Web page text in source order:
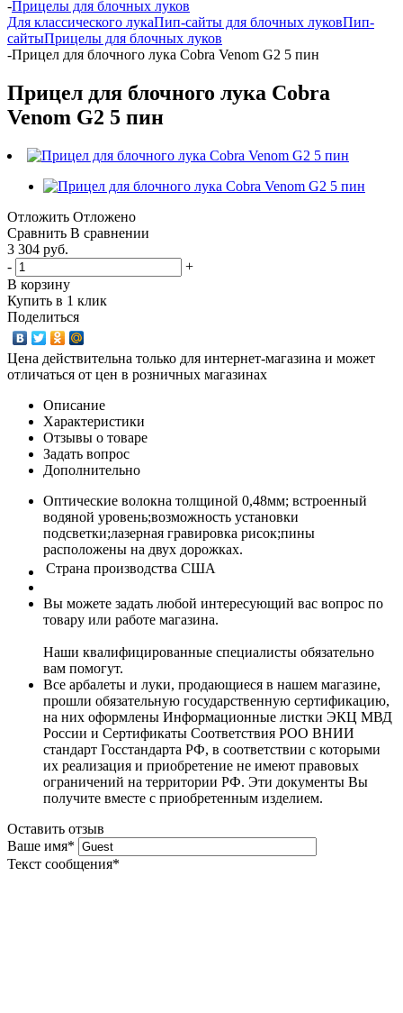
-Прицелы для блочных луков
Для классического лукаПип-сайты для блочных луковПип-
сайтыПрицелы для блочных луков
-Прицел для блочного лука Cobra Venom G2 5 пин
Прицел для блочного лука Cobra
Venom G2 5 пин
Отложить Отложено
Сравнить В сравнении
3 304 руб.
-
+
В корзину
Купить в 1 клик
Поделиться
Цена действительна только для интернет-магазина и может
отличаться от цен в розничных магазинах
Описание
Характеристики
Отзывы о товаре
Задать вопрос
Дополнительно
Оптические волокна толщиной 0,48мм; встроенный
водяной уровень;возможность установки
подсветки;лазерная гравировка рисок;пины
расположены на двух дорожках.
Страна производства США
Вы можете задать любой интересующий вас вопрос по
товару или работе магазина.
Наши квалифицированные специалисты обязательно
вам помогут.
Все арбалеты и луки, продающиеся в нашем магазине,
прошли обязательную государственную сертификацию,
на них оформлены Информационные листки ЭКЦ МВД
России и Сертификаты Соответствия РОО ВНИИ
стандарт Госстандарта РФ, в соответствии с которыми
их реализация и приобретение не имеют правовых
ограничений на территории РФ. Эти документы Вы
получите вместе с приобретенным изделием.
Оставить отзыв
Ваше имя*
Текст сообщения*